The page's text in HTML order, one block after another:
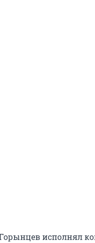
исполнял